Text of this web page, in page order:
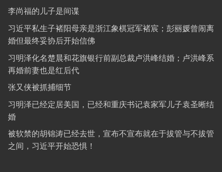
李尚福的儿子是间谍
习近平私生子褚阳母亲是浙江象棋冠军褚宸；彭丽媛曾闹离
婚但最终妥协后开始信佛
习明泽化名楚晨和花旗银行前副总裁卢洪峰结婚；卢洪峰系
再婚前妻也是红后代
张又侠被抓捕细节
习明泽已经定居美国，已经和重庆书记袁家军儿子袁圣晰结
婚
被软禁的胡锦涛已经去世，宣布不宣布就在于拔管与不拔管
之间，习近平开始恐惧！